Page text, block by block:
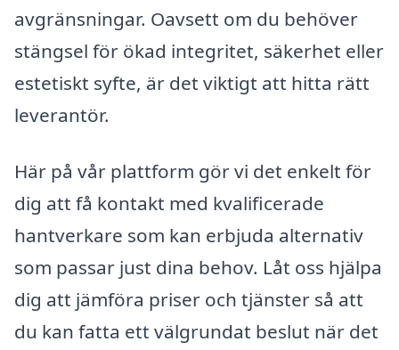
avgränsningar. Oavsett om du behöver
stängsel för ökad integritet, säkerhet eller
estetiskt syfte, är det viktigt att hitta rätt
leverantör.
Här på vår plattform gör vi det enkelt för
dig att få kontakt med kvalificerade
hantverkare som kan erbjuda alternativ
som passar just dina behov. Låt oss hjälpa
dig att jämföra priser och tjänster så att
du kan fatta ett välgrundat beslut när det